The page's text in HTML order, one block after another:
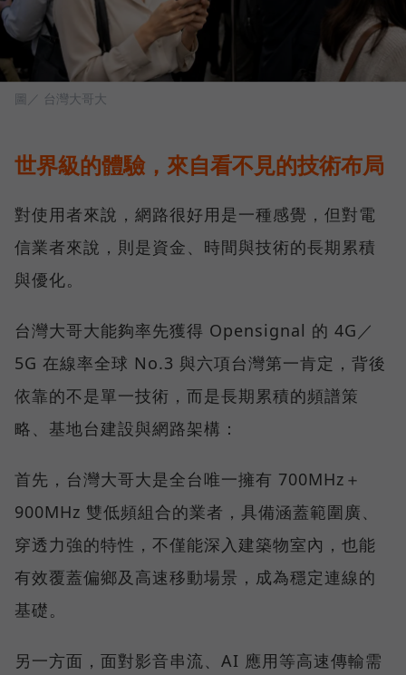
圖／ 台灣大哥大
世界級的體驗，來自看不見的技術布局
對使用者來說，網路很好用是一種感覺，但對電
信業者來說，則是資金、時間與技術的長期累積
與優化。
台灣大哥大能夠率先獲得 Opensignal 的 4G／
5G 在線率全球 No.3 與六項台灣第一肯定，背後
依靠的不是單一技術，而是長期累積的頻譜策
略、基地台建設與網路架構：
首先，台灣大哥大是全台唯一擁有 700MHz＋
900MHz 雙低頻組合的業者，具備涵蓋範圍廣、
穿透力強的特性，不僅能深入建築物室內，也能
有效覆蓋偏鄉及高速移動場景，成為穩定連線的
基礎。
另一方面，面對影音串流、AI 應用等高速傳輸需